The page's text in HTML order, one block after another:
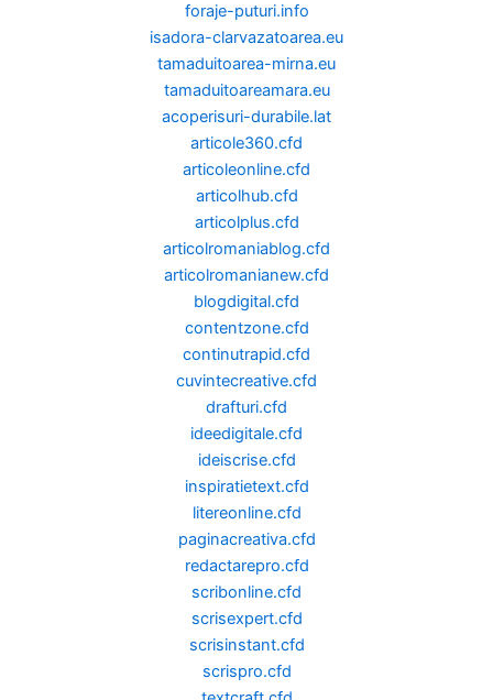
foraje-puturi.info
isadora-clarvazatoarea.eu
tamaduitoarea-mirna.eu
tamaduitoareamara.eu
acoperisuri-durabile.lat
articole360.cfd
articoleonline.cfd
articolhub.cfd
articolplus.cfd
articolromaniablog.cfd
articolromanianew.cfd
blogdigital.cfd
contentzone.cfd
continutrapid.cfd
cuvintecreative.cfd
drafturi.cfd
ideedigitale.cfd
ideiscrise.cfd
inspiratietext.cfd
litereonline.cfd
paginacreativa.cfd
redactarepro.cfd
scribonline.cfd
scrisexpert.cfd
scrisinstant.cfd
scrispro.cfd